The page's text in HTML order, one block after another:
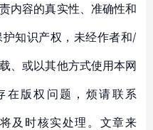
内容的真实性、准确性和
知识产权，未经作者和/
、或以其他方式使用本网
在版权问题，烦请联系
及时核实处理。文章来